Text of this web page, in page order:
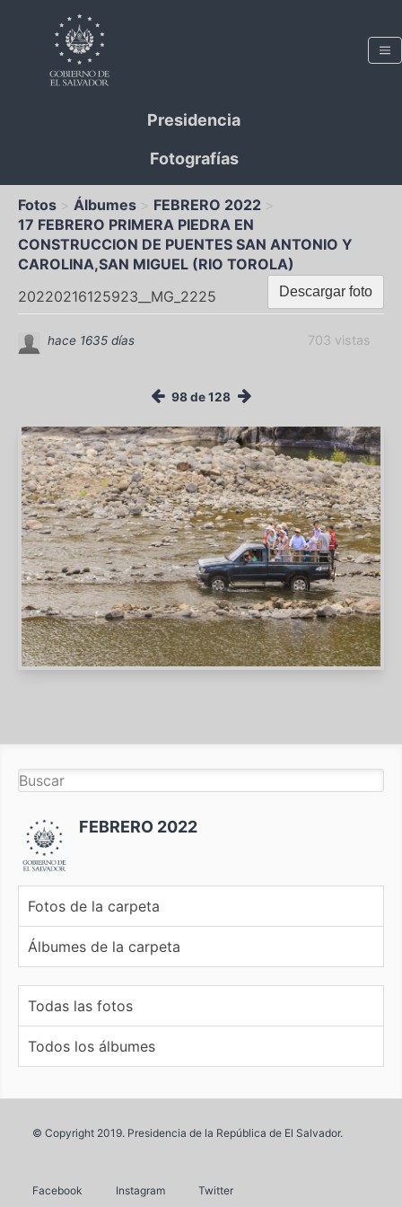
Presidencia
Fotografías
Fotos Álbumes
FEBRERO 2022
17 FEBRERO PRIMERA PIEDRA EN
CONSTRUCCION DE PUENTES SAN ANTONIO Y
CAROLINA,SAN MIGUEL (RIO TOROLA)
Descargar foto
20220216125923__MG_2225
703 vistas
hace 1635 días
98 de 128
FEBRERO 2022
Fotos de la carpeta
Álbumes de la carpeta
Todas las fotos
Todos los álbumes
© Copyright 2019. Presidencia de la República de El Salvador.
Facebook Instagram Twitter